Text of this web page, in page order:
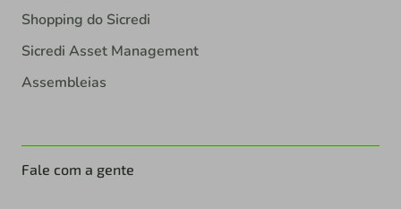
Shopping do Sicredi
Sicredi Asset Management
Assembleias
Fale com a gente